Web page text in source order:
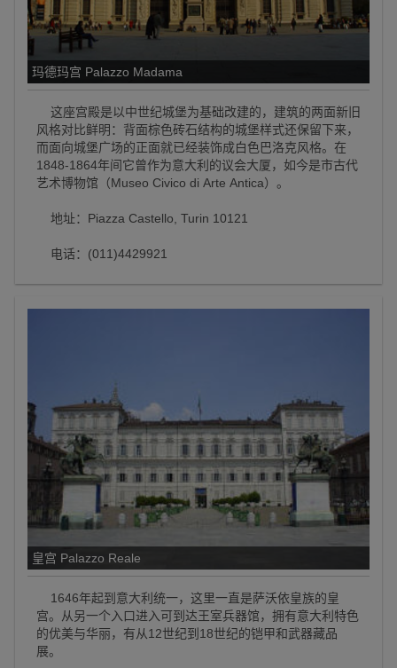
玛德玛宫 Palazzo Madama
这座宫殿是以中世纪城堡为基础改建的，建筑的两面新旧
风格对比鲜明：背面棕色砖石结构的城堡样式还保留下来，
而面向城堡广场的正面就已经装饰成白色巴洛克风格。在
1848-1864年间它曾作为意大利的议会大厦，如今是市古代
艺术博物馆（Museo Civico di Arte Antica）。
地址：Piazza Castello, Turin 10121
电话：(011)4429921
皇宫 Palazzo Reale
1646年起到意大利统一，这里一直是萨沃依皇族的皇
宫。从另一个入口进入可到达王室兵器馆，拥有意大利特色
的优美与华丽，有从12世纪到18世纪的铠甲和武器藏品
展。